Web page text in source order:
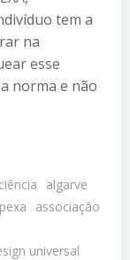
tem a
na
esse
norma e não
algarve
associação
universal